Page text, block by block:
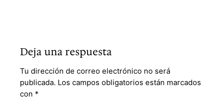
Deja una respuesta
Tu dirección de correo electrónico no será
publicada. Los campos obligatorios están marcados
con *